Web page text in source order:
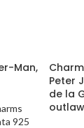
Man,
925
Peter
de la